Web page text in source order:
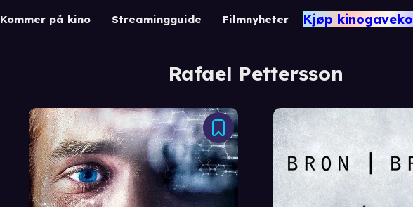
Kommer på kino Streamingguide Filmnyheter Kjøp
Rafael Pettersson